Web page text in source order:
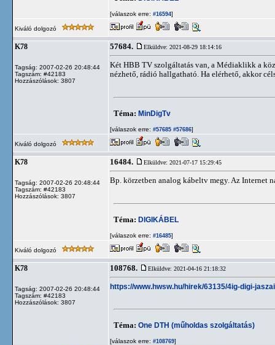
[válaszok erre: #16594]
Kiváló dolgozó
K78
Tagság: 2007-02-26 20:48:44
Tagszám: #42183
Hozzászólások: 3807
57684. Elküldve: 2021-08-29 18:14:16
Két HBB TV szolgáltatás van, a Médiaklikk a
nézhető, rádió hallgatható. Ha elérhető, akkor
Téma: MinDigTv
[válaszok erre: #57685 #57686]
Kiváló dolgozó
K78
Tagság: 2007-02-26 20:48:44
Tagszám: #42183
Hozzászólások: 3807
16484. Elküldve: 2021-07-17 15:29:45
Bp. körzetben analog kábeltv megy. Az Internet
Téma: DIGIKÁBEL
[válaszok erre: #16485]
Kiváló dolgozó
K78
Tagság: 2007-02-26 20:48:44
Tagszám: #42183
Hozzászólások: 3807
108768. Elküldve: 2021-04-16 21:18:32
https://www.hwsw.hu/hirek/63135/4ig-digi-
Téma: One DTH (műholdas szolgáltatás)
[válaszok erre: #108769]